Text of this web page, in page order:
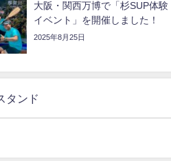
大阪・関西万博で「杉SUP体験
イベント」を開催しました！
2025年8月25日
タンド